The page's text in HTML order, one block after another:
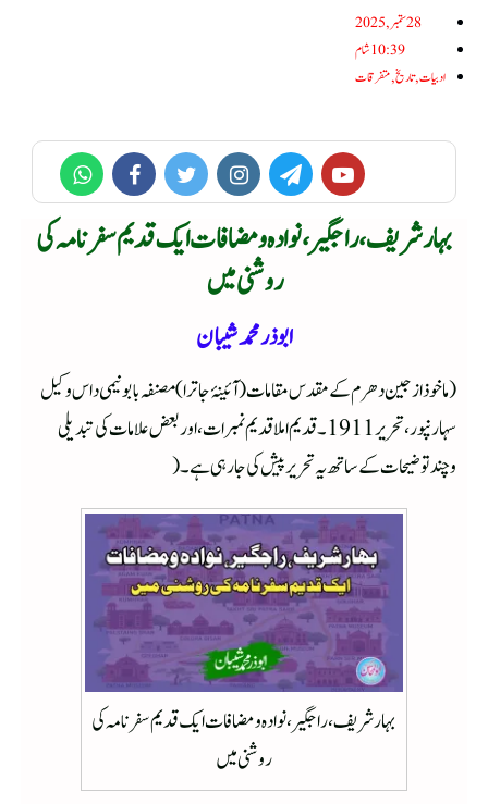
28ستمبر, 2025
10:39 شام
ادبیات,تاریخ,متفرقات
بہار شریف، راجگیر ، نوادہ ومضافات ایک قدیم سفرنامہ کی
روشنی میں
ابوذر محمد شیبان
(ماخوذ از جین دھرم کے مقدس مقامات (آئینۂ جاترا )مصنفہ بابو نیمی داس وکیل
سہارنپور ،تحریر 1911۔قدیم املا قدیم نمبرات ،اور بعض علامات کی تبدیلی
وچندتوضیحات کے ساتھ یہ تحریر پیش کی جارہی ہے۔(
بہار شریف، راجگیر ، نوادہ ومضافات ایک قدیم سفرنامہ کی
روشنی میں